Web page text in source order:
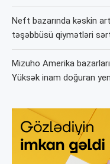
Neft bazarında kəskin
təşəbbüsü qiymətləri sərt
Mizuho Amerika bazarları
Yüksək inam doğuran